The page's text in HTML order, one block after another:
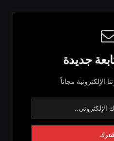
جديدة
مجاناً